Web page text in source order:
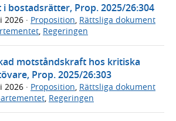
bostadsrätter, Prop. 2025/26:304
2026 · Proposition, Rättsliga dokument
, Regeringen
motståndskraft hos kritiska
Prop. 2025/26:303
2026 · Proposition Rättsliga dokument
Regeringen